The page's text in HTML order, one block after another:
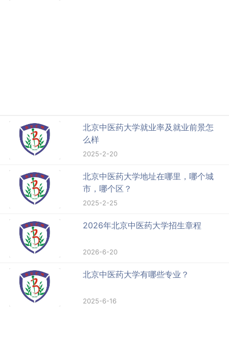
北京中医药大学就业率及就业前景怎
么样
2025-2-20
北京中医药大学地址在哪里，哪个城
市，哪个区？
2025-2-25
2026年北京中医药大学招生章程
2026-6-20
北京中医药大学有哪些专业？
2025-6-16